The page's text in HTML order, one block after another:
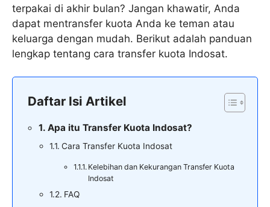
terpakai di akhir bulan? Jangan khawatir, Anda
dapat mentransfer kuota Anda ke teman atau
keluarga dengan mudah. Berikut adalah panduan
lengkap tentang cara transfer kuota Indosat.
Daftar Isi Artikel
Apa itu Transfer Kuota Indosat?
Cara Transfer Kuota Indosat
Kelebihan dan Kekurangan Transfer Kuota
Indosat
FAQ